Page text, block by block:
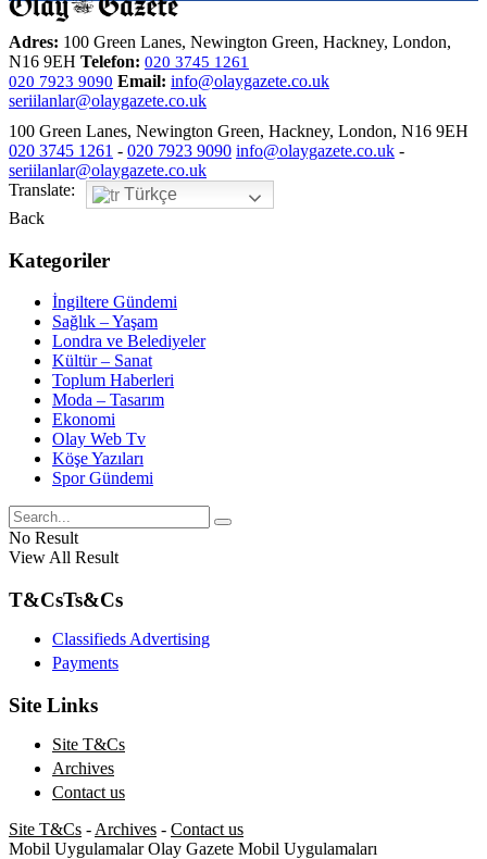
Adres: 100 Green Lanes, Newington Green, Hackney, London,
N16 9EH Telefon: 020 3745 1261
020 7923 9090 Email: info@olaygazete.co.uk
seriilanlar@olaygazete.co.uk
100 Green Lanes, Newington Green, Hackney, London, N16 9EH
020 3745 1261 - 020 7923 9090 info@olaygazete.co.uk -
seriilanlar@olaygazete.co.uk
Translate:
Türkçe
Back
Kategoriler
İngiltere Gündemi
Sağlık – Yaşam
Londra ve Belediyeler
Kültür – Sanat
Toplum Haberleri
Moda – Tasarım
Ekonomi
Olay Web Tv
Köşe Yazıları
Spor Gündemi
No Result
View All Result
T&CsTs&Cs
Classifieds Advertising
Payments
Site Links
Site T&Cs
Archives
Contact us
Site T&Cs - Archives - Contact us
Mobil Uygulamalar Olay Gazete Mobil Uygulamaları